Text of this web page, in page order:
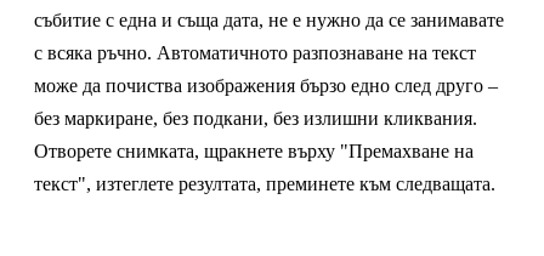
събитие с една и съща дата, не е нужно да се занимавате
с всяка ръчно. Автоматичното разпознаване на текст
може да почиства изображения бързо едно след друго –
без маркиране, без подкани, без излишни кликвания.
Отворете снимката, щракнете върху "Премахване на
текст", изтеглете резултата, преминете към следващата.